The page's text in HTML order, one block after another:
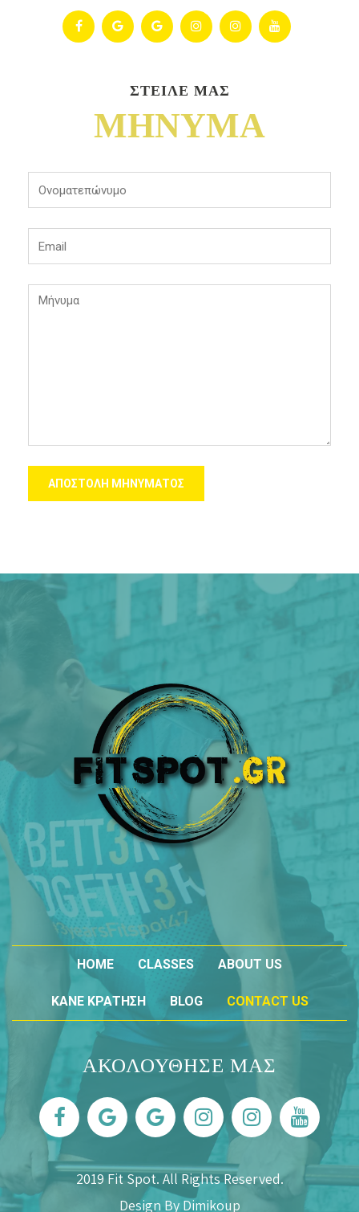
ΣΤΕΙΛΕ ΜΑΣ
ΜΗΝΥΜΑ
HOME CLASSES ABOUT US
ΚΑΝΕ ΚΡΑΤΗΣΗ BLOG CONTACT US
ΑΚΟΛΟΥΘΗΣΕ ΜΑΣ
2019 Fit Spot. All Rights Reserved.
Design By Dimikoup